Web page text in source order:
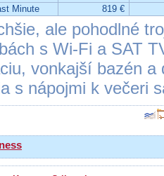
Minute 819 €
ale pohodlné
s Wi-Fi a SAT
vonkajší bazén a
s nápojmi k večeri